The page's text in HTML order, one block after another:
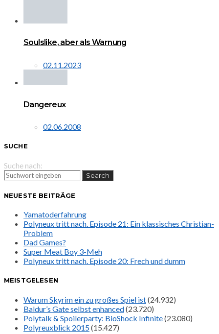
Soulslike, aber als Warnung
02.11.2023
Dangereux
02.06.2008
SUCHE
Suche nach:
Search
NEUESTE BEITRÄGE
Yamatoderfahrung
Polyneux tritt nach. Episode 21: Ein klassisches Christian-
Problem
Dad Games?
Super Meat Boy 3-Meh
Polyneux tritt nach. Episode 20: Frech und dumm
MEISTGELESEN
Warum Skyrim ein zu großes Spiel ist(24.932)
Baldur’s Gate selbst enhanced(23.720)
Polytalk & Spoilerparty: BioShock Infinite(23.080)
Polyreuxblick 2015(15.427)